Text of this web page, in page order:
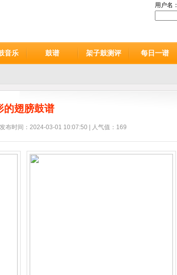
用户名：
音乐 鼓谱 架子鼓测评 每日一谱
的翅膀鼓谱
布时间：2024-03-01 10:07:50 | 人气值：169